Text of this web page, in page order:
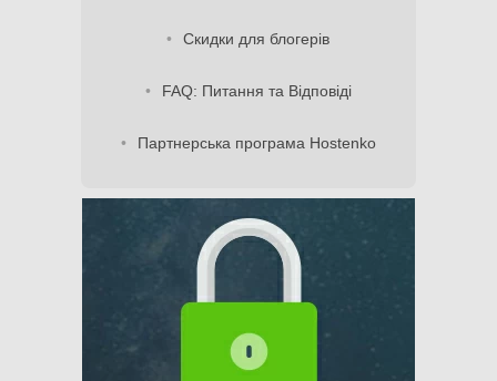
Скидки для блогерів
FAQ: Питання та Відповіді
Партнерська програма Hostenko